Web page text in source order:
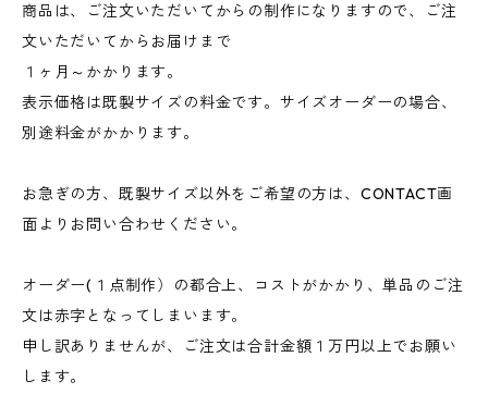
商品は、ご注文いただいてからの制作になりますので、ご注
文いただいてからお届けまで
１ヶ月～かかります。
表示価格は既製サイズの料金です。サイズオーダーの場合、
別途料金がかかります。
お急ぎの方、既製サイズ以外をご希望の方は、CONTACT画
面よりお問い合わせください。
オーダー(１点制作）の都合上、コストがかかり、単品のご注
文は赤字となってしまいます。
申し訳ありませんが、ご注文は合計金額１万円以上でお願い
します。